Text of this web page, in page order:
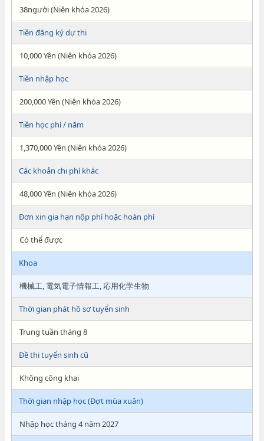
38người (Niên khóa 2026)
Tiền đăng ký dự thi
10,000 Yên (Niên khóa 2026)
Tiền nhập học
200,000 Yên (Niên khóa 2026)
Tiền học phí / năm
1,370,000 Yên (Niên khóa 2026)
Các khoản chi phí khác
48,000 Yên (Niên khóa 2026)
Đơn xin gia hạn nộp phí hoặc hoàn phí
Có thể được
Khoa
機械工, 電気電子情報工, 応用化学生物
Thời gian phát hồ sơ tuyển sinh
Trung tuần tháng 8
Đề thi tuyển sinh cũ
Không công khai
Thời gian nhập học (Đợt mùa xuân)
Nhập học tháng 4 năm 2027